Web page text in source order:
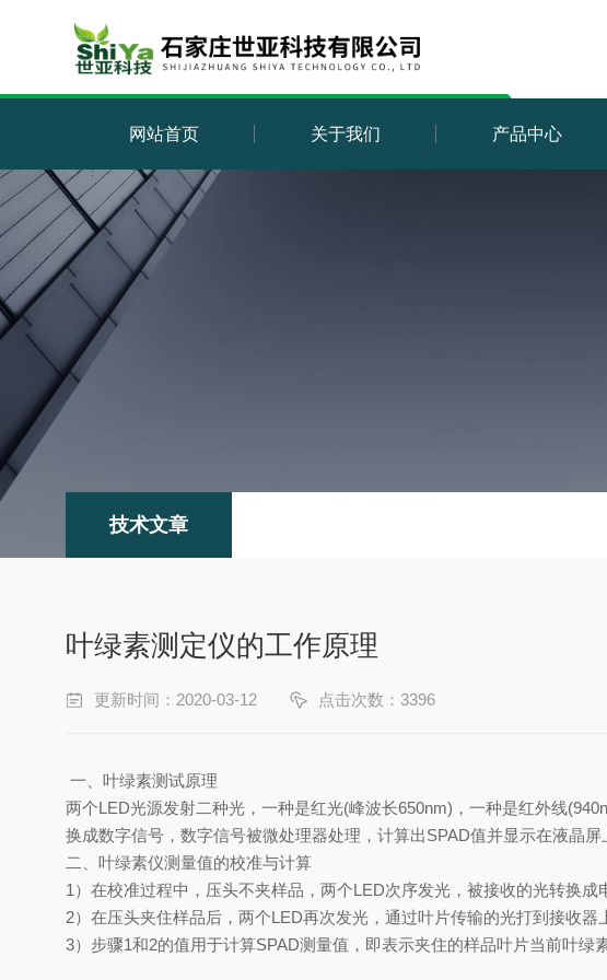
网站首页 关于我们 产品中心
技术文章
叶绿素测定仪的工作原理
更新时间：2020-03-12 点击次数：3396
一、叶绿素测试原理
两个LED光源发射二种光，一种是红光(峰波长650nm) ，一种是红外线
换成数字信号，数字信号被微处理器处理，计算出SPAD值并显示在液晶屏
二、叶绿素仪测量值的校准与计算
1 ）在校准过程中，压头不夹样品，两个LED次序发光，被接收的光转换成
2）在压头夹住样品后，两个LED再次发光，通过叶片传输的光打到接收器
3）步骤1和2的值用于计算SPAD测量值，即表示夹住的样品叶片当前叶绿